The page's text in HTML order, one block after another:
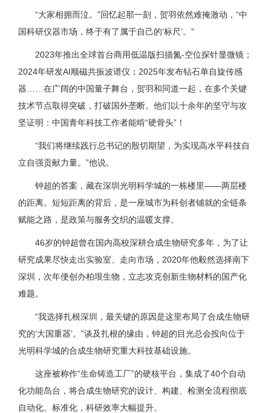
“大家相拥而泣。”回忆起那一刻，贺羽依然难掩激动，“中
国科研仪器市场，终于有了属于自己的‘标尺’。”
2023年推出全球首台商用低温版扫描氮­­­­­­­­­-空位探针显微镜；
2024年研发AI顺磁共振波谱仪；2025年发布钻石单自旋传感
器……在广阔的中国量子舞台，贺羽和同道一起，在多个关键
技术节点取得突破，打破国外垄断。他们以十余年的坚守与攻
坚证明：中国青年科技工作者能啃“硬骨头”！
“我们将继续践行总书记的殷切期望，为实现高水平科技自
立自强贡献力量。”他说。
钟超的答案，藏在深圳光明科学城的一栋楼里——两层楼
的距离。短短距离的背后，是一座城市为科创者铺就的全链条
赋能之路，是政策与服务交织的温暖支撑。
46岁的钟超曾在国内高校深耕合成生物研究多年，为了让
研究成果尽快走出实验室、走向市场，2020年他毅然选择南下
深圳，次年便创办柏垠生物，立志攻克创新生物材料的国产化
难题。
“我选择扎根深圳，最关键的原因是这里布局了合成生物研
究的‘大国重器’。”谈及扎根的缘由，钟超的目光总会投向位于
光明科学城的合成生物研究重大科技基础设施。
这座被称作“生命铸造工厂”的硬核平台，集成了40个自动
化功能岛台，将合成生物研究的设计、构建、检测全流程彻底
自动化、标准化，科研效率大幅提升。